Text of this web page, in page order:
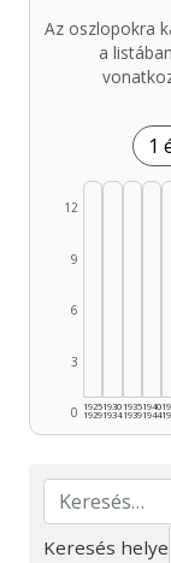
Az oszlopokra
a
1
0
3
6
9
12
1925
1929
1930
1934
1935
1939
1940
1944
Keresés helye